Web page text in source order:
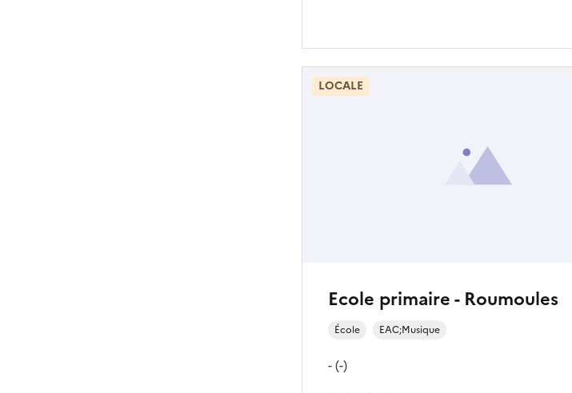
Ecole primaire - Roumoules
École EAC;Musique
- (-)
LOCALE